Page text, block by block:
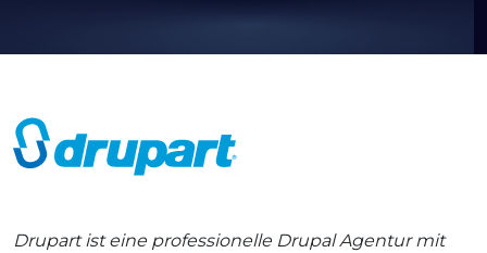
Drupart ist eine professionelle Drupal Agentur mit